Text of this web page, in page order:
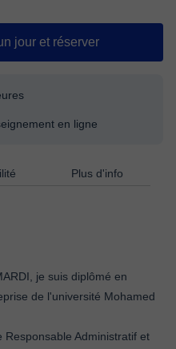
jour et réserver
en ligne
Plus d'info
je suis diplômé en
de l'université Mohamed
Administratif et